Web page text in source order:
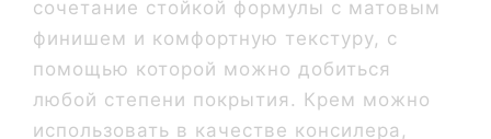
сочетание стойкой формулы с матовым
финишем и комфортную текстуру, с
помощью которой можно добиться
любой степени покрытия. Крем можно
использовать в качестве консилера,